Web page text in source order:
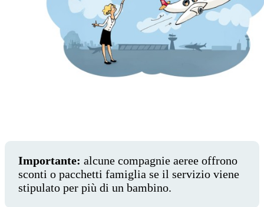
Importante: alcune compagnie aeree offrono
sconti o pacchetti famiglia se il servizio viene
stipulato per più di un bambino.